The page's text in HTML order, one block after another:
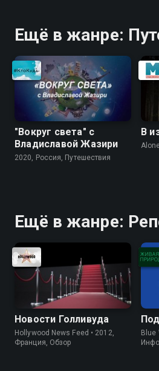
Ещё в жанре:
"Вокруг света" с
Владиславой Жазири
2020, Россия, Путешествия
В
Ещё в жанре:
Новости Голливуда
Hollywood News Feed • 2012,
Франция, Обзор
Blue